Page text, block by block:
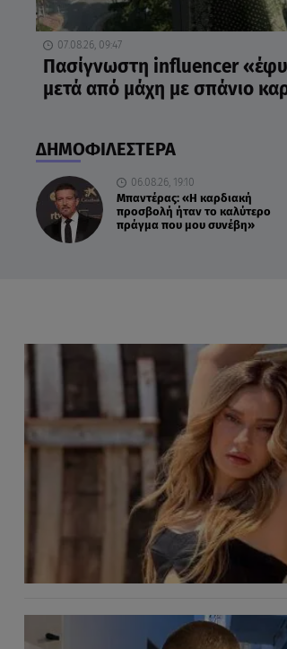
07.08.26, 09:47
Πασίγνωστη influencer
μετά από μάχη με σπάνιο
ΔΗΜΟΦΙΛΕΣΤΕΡΑ
06.08.26, 19:10
Μπαντέρας: «Η καρδιακή
προσβολή ήταν το καλύτερο
πράγμα που μου συνέβη»